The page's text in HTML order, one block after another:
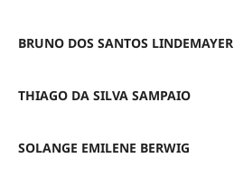
BRUNO DOS SANTOS LINDEMAYER
THIAGO DA SILVA SAMPAIO
SOLANGE EMILENE BERWIG